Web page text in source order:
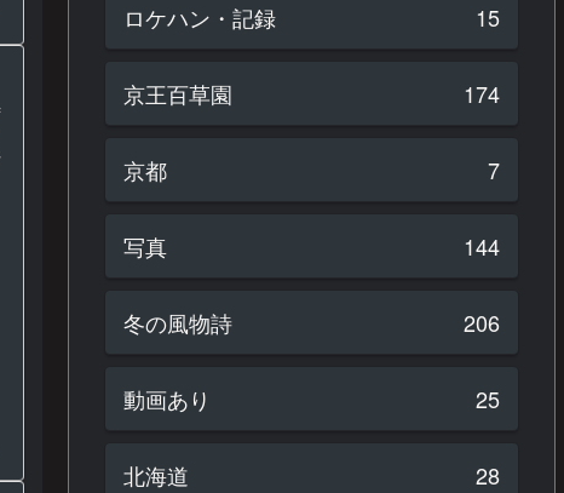
ロケハン・記録 15
京王百草園 174
京都 7
写真 144
冬の風物詩 206
動画あり 25
北海道 28